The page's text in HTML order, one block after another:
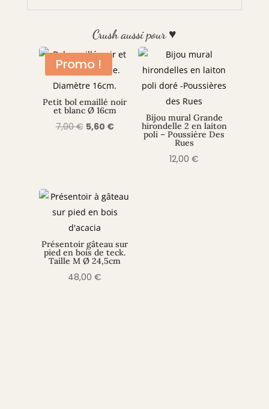
Crush aussi pour ♥
Promo !
Petit bol emaillé noir
et blanc Ø 16cm
7,00€ Le
5,60 €Le
Bijou mural Grande
hirondelle 2 en laiton
poli – Poussière Des
Rues
12,00€
Présentoir gâteau sur
pied en bois de teck.
Taille M Ø 24,5cm
48,00€